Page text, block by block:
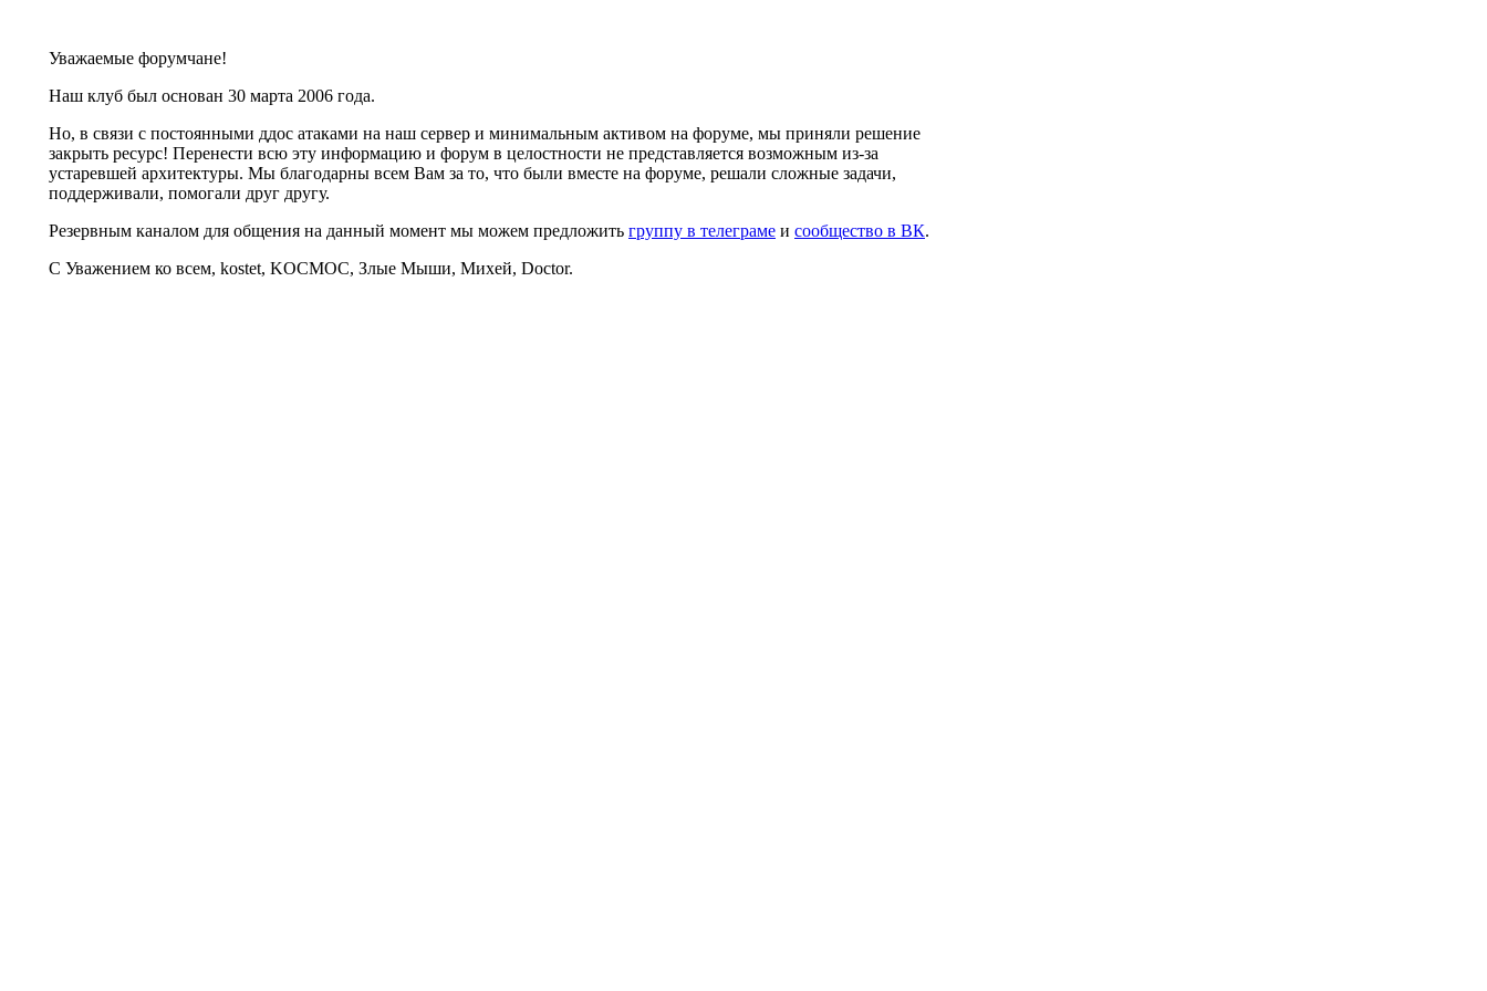
Уважаемые форумчане!
Наш клуб был основан 30 марта 2006 года.
Но, в связи с постоянными ддос атаками на наш сервер и минимальным активом на форуме, мы приняли решение
закрыть ресурс! Перенести всю эту информацию и форум в целостности не представляется возможным из-за
устаревшей архитектуры. Мы благодарны всем Вам за то, что были вместе на форуме, решали сложные задачи,
поддерживали, помогали друг другу.
Резервным каналом для общения на данный момент мы можем предложить группу в телеграме и сообщество в ВК.
С Уважением ко всем, kostet, KOCMOC, Злые Мыши, Михей, Doctor.